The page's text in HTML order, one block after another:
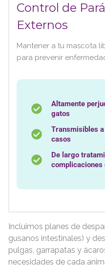
Control de
Externos
Mantener a tu mascota
para prevenir
Altamente
gatos
Transmisibles
casos
De largo
complicaciones
Incluimos planes de
gusanos intestinales) y
pulgas, garrapatas y
necesidades de cada